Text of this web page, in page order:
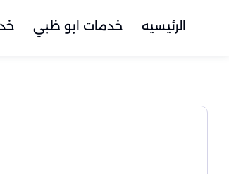
الرئيسيه خدمات ابو ظبي